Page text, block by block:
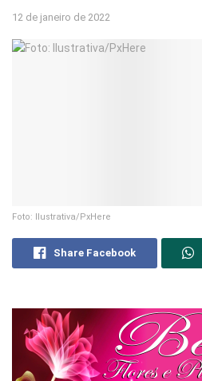
12 de janeiro de 2022
Foto: Ilustrativa/PxHere
Share Facebook